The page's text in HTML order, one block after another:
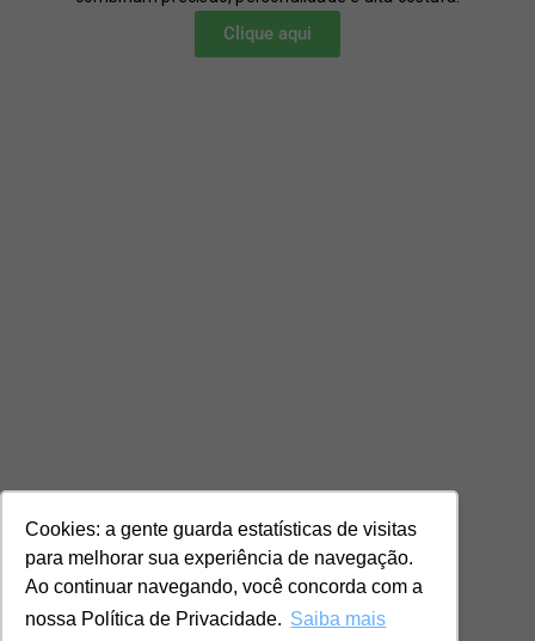
Cookies: a gente guarda estatísticas de visitas
para melhorar sua experiência de navegação.
Ao continuar navegando, você concorda com a
nossa Política de Privacidade. Saiba mais
Clique aqui